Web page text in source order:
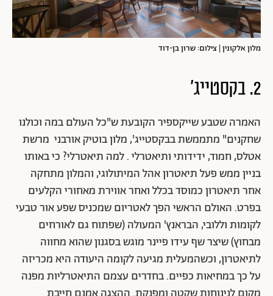
מלון אלקונין | צילום: שרון בן-דוד
2. בקסטייג'
האמרה שטבע שייקספיר הקובעת ש"כל העולם במה וכולנו
שחקנים" מתממשת בבקסטייג', מלון בוטיק אורבני מרשת
אטלס, חמוד, ידידותי ותיאטרלי . למה תיאטרלי? כי באותו
בניין ממש פעל תיאטרון אהל המיתולוגי, והמלון מתחקה
אחר תיאטרון כמוסד בכלל ואחר אווירת מאחורי הקלעים
בפרט. האולם הראשי הפך לאטריום שמכניס שפע אור טבעי
לקומות וללובי, הבראנץ' המעולה (שפתוח גם לאורחים
מבחוץ) שיצר שף עידו פיינר מוגש בסגנון שהוא מחווה
לתיאטרון, וכשהמעלית מגיעה לקומה היעודה היא מכריזה
על כך במחיאות כפיים. בחדרים עצמם התיאטרליות מפנה